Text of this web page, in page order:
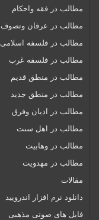
مطالب در فقه واحکام
مطالب در عرفان وتصوف
مطالب در فلسفه اسلامی
مطالب در فلسفه غرب
مطالب در منطق قدیم
مطالب در منطق جدید
مطالب در ادیان وفرق
مطالب در اهل سنت
مطالب در وهابیت
مطالب در مهدویت
مقالات
دانلود نرم افزار اندرویید
فایل های صوتی مذهبی